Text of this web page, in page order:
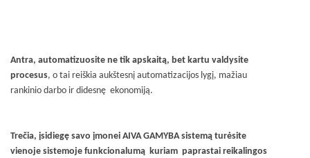
Antra, automatizuosite ne tik apskaitą, bet kartu valdysite
procesus, o tai reiškia aukštesnį automatizacijos lygį, mažiau
rankinio darbo ir didesnę ekonomiją.
Trečia, įsidiegę savo įmonei AIVA GAMYBA sistemą turėsite
vienoje sistemoje funkcionalumą kuriam paprastai reikalingos